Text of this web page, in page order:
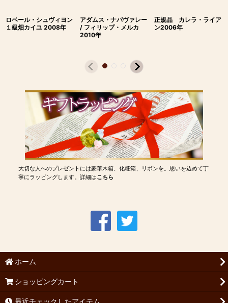
ロベール・シュヴィヨン
１級畑カイユ 2008年
アダムス・ナパヴァレー
/ フィリップ・メルカ
2010年
正規品 カレラ・ライア
ン2006年
大切な人へのプレゼントには豪華木箱、化粧箱、リボンを。思いを込めて丁
寧にラッピングします。詳細はこちら
ホーム
ショッピングカート
最近チェックしたアイテム